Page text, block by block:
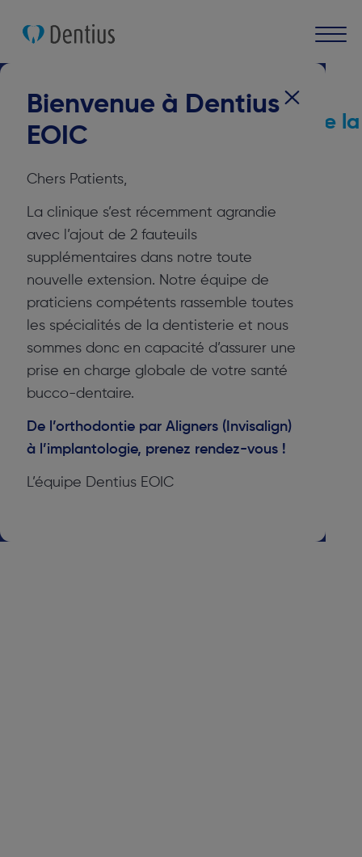
Bienvenue à Dentius
EOIC
Chers Patients,
La clinique s’est récemment agrandie
avec l’ajout de 2 fauteuils
supplémentaires dans notre toute
nouvelle extension. Notre équipe de
praticiens compétents rassemble toutes
les spécialités de la dentisterie et nous
sommes donc en capacité d’assurer une
prise en charge globale de votre santé
bucco-dentaire.
De l’orthodontie par Aligners (Invisalign)
à l’implantologie, prenez rendez-vous !
L’équipe Dentius EOIC
Service de Médecine dentaire de la
clinique Saint-Jean Botanique
Dentius EOIC